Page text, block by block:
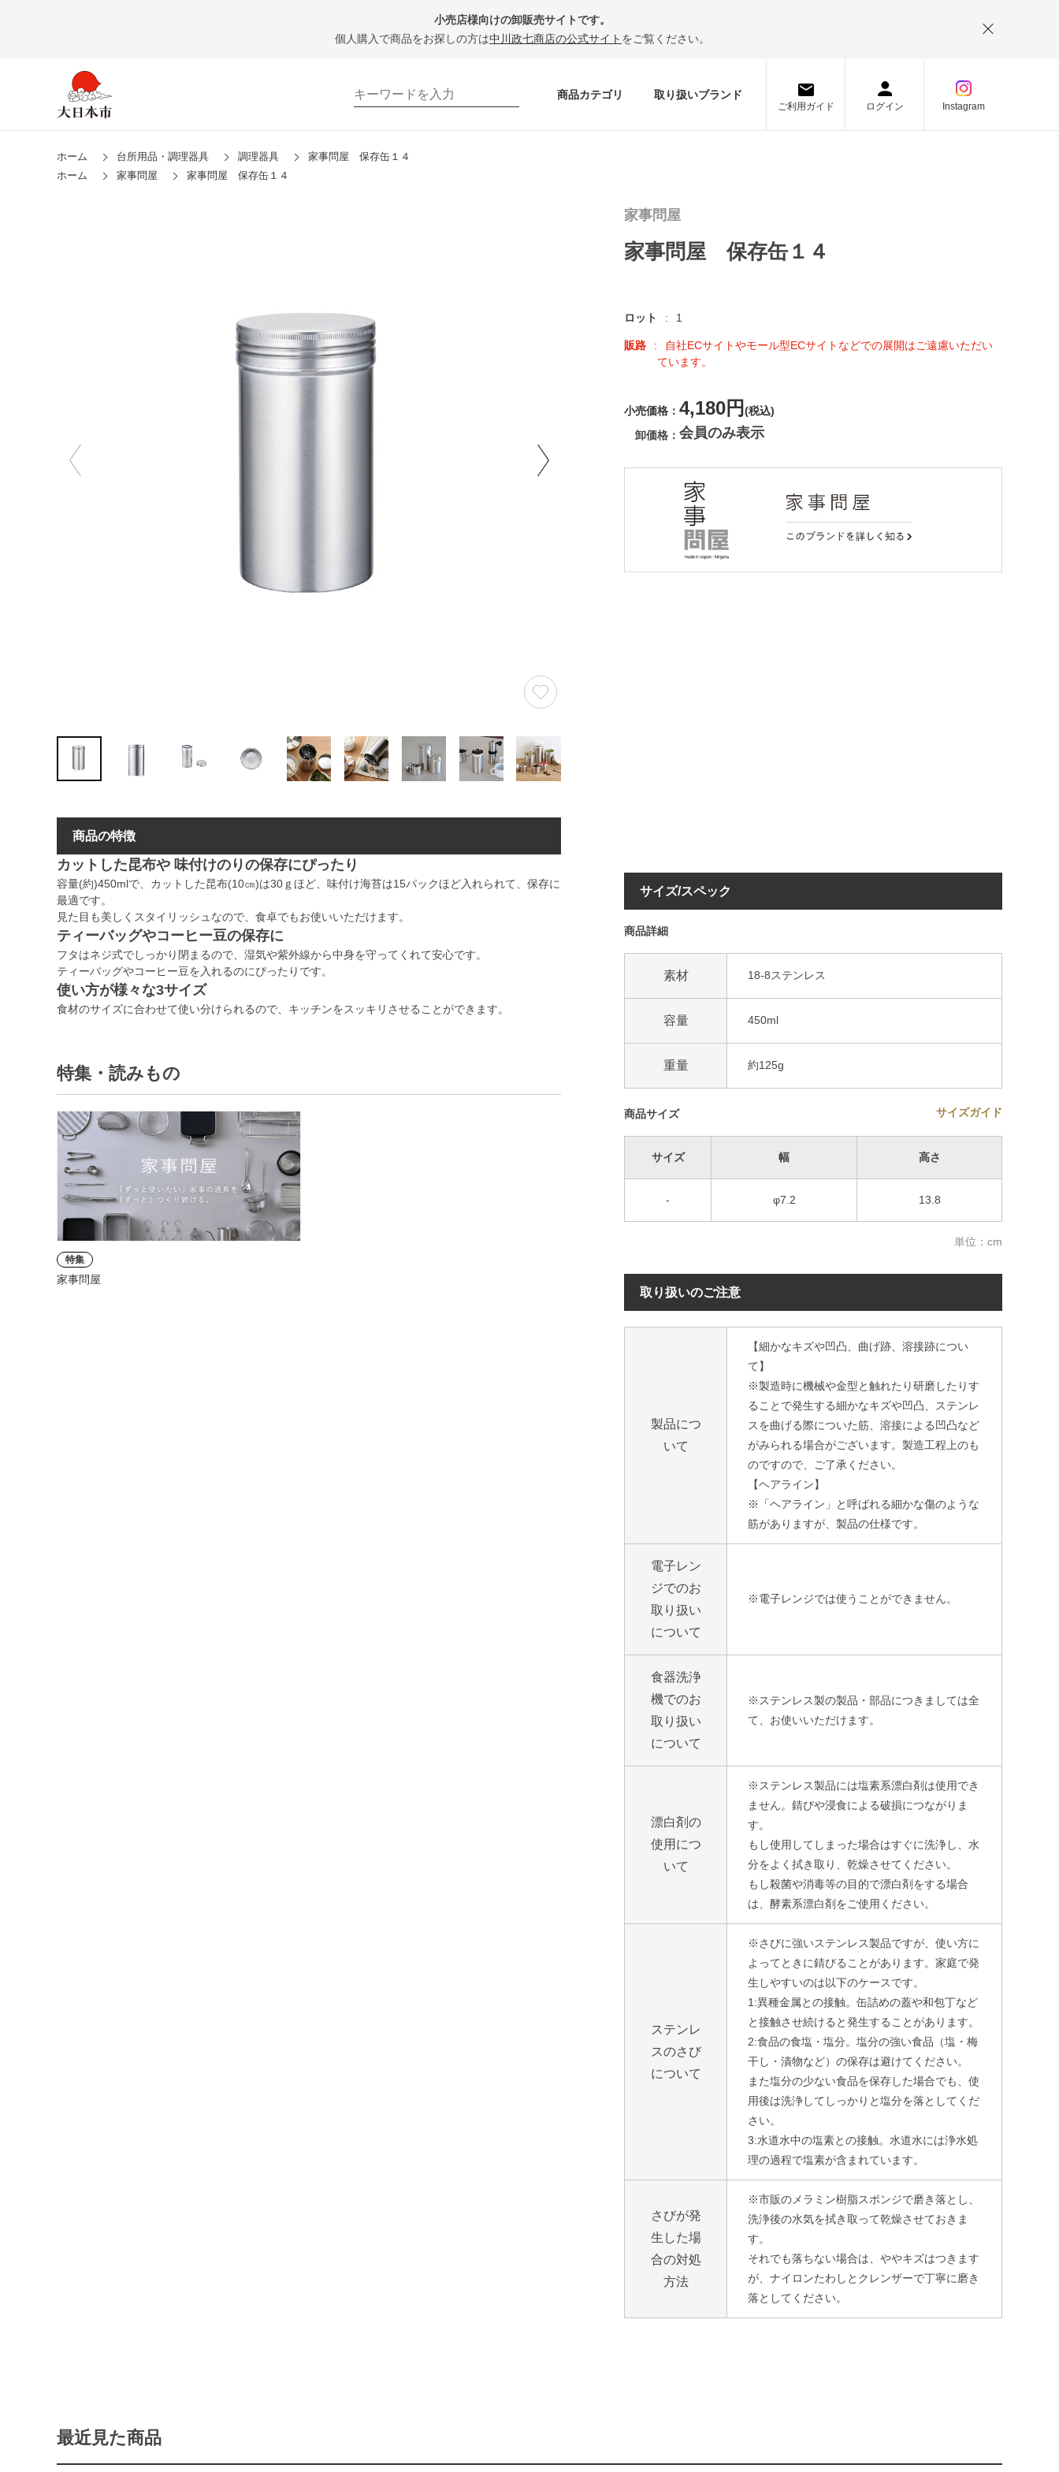
小売店様向けの卸販売サイトです。
個人購入で商品をお探しの方は中川政七商店の公式サイト をご覧ください。
商品カテゴリ 取り扱いブランド
ご利用ガイド ログイン Instagram
ホーム 台所用品・調理器具 調理器具
家事問屋 保存缶１４
ホーム
家事問屋 家事問屋 保存缶１４
商品の特徴
カットした昆布や 味付けのりの保存にぴったり
容量(約)450mlで、カットした昆布(10㎝)は30ｇほど、味付け海苔は15パックほど入れられて、保存に
最適です。
見た目も美しくスタイリッシュなので、食卓でもお使いいただけます。
ティーバッグやコーヒー豆の保存に
フタはネジ式でしっかり閉まるので、湿気や紫外線から中身を守ってくれて安心です。
ティーバッグやコーヒー豆を入れるのにぴったりです。
使い方が様々な3サイズ
食材のサイズに合わせて使い分けられるので、キッチンをスッキリさせることができます。
特集・読みもの
特集
家事問屋
家事問屋
家事問屋 保存缶１４
ロット 1
販路
自社ECサイトやモール型ECサイトなどでの展開はご遠慮いただい
ています。
小売価格 4,180円 (税込)
卸価格
会員のみ表示
サイズ/スペック
商品詳細
素材 18-8ステンレス
容量 450ml
重量 約125g
商品サイズ サイズガイド
サイズ 幅 高さ
- φ7.2 13.8
単位：cm
取り扱いのご注意
製品につ
いて
【細かなキズや凹凸、曲げ跡、溶接跡につい
て】
※製造時に機械や金型と触れたり研磨したりす
ることで発生する細かなキズや凹凸、ステンレ
スを曲げる際についた筋、溶接による凹凸など
がみられる場合がございます。製造工程上のも
のですので、ご了承ください。
【ヘアライン】
※「ヘアライン」と呼ばれる細かな傷のような
筋がありますが、製品の仕様です。
電子レン
ジでのお
取り扱い
について
※電子レンジでは使うことができません。
食器洗浄
機でのお
取り扱い
について
※ステンレス製の製品・部品につきましては全
て、お使いいただけます。
漂白剤の
使用につ
いて
※ステンレス製品には塩素系漂白剤は使用でき
ません。錆びや浸食による破損につながりま
す。
もし使用してしまった場合はすぐに洗浄し、水
分をよく拭き取り、乾燥させてください。
もし殺菌や消毒等の目的で漂白剤をする場合
は、酵素系漂白剤をご使用ください。
ステンレ
スのさび
について
※さびに強いステンレス製品ですが、使い方に
よってときに錆びることがあります。家庭で発
生しやすいのは以下のケースです。
1:異種金属との接触。缶詰めの蓋や和包丁など
と接触させ続けると発生することがあります。
2:食品の食塩・塩分。塩分の強い食品（塩・梅
干し・漬物など）の保存は避けてください。
また塩分の少ない食品を保存した場合でも、使
用後は洗浄してしっかりと塩分を落としてくだ
さい。
3:水道水中の塩素との接触。水道水には浄水処
理の過程で塩素が含まれています。
さびが発
生した場
合の対処
方法
※市販のメラミン樹脂スポンジで磨き落とし、
洗浄後の水気を拭き取って乾燥させておきま
す。
それでも落ちない場合は、ややキズはつきます
が、ナイロンたわしとクレンザーで丁寧に磨き
落としてください。
最近見た商品